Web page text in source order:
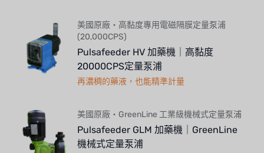
美國原廠・高黏度專用電磁隔膜定量泵浦
(20,000CPS)
Pulsafeeder HV 加藥機｜高黏度
20000CPS定量泵浦
再濃稠的藥液，也能精準計量
美國原廠・GreenLine 工業級機械式定量泵浦
Pulsafeeder GLM 加藥機｜GreenLine
機械式定量泵浦